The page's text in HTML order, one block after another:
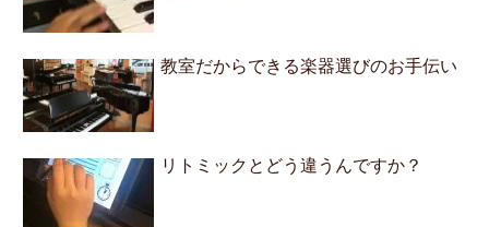
教室だからできる楽器選びのお手伝い
リトミックとどう違うんですか？